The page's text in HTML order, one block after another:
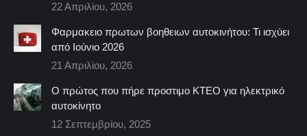
22 Απριλίου, 2026
Φαρμακειο πρωτων βοηθειων αυτοκινήτου: Τι ισχύει
από Ιούνιο 2026
21 Απριλίου, 2026
Ο πρώτος που πήρε προστιμο ΚΤΕΟ για ηλεκτρικό
αυτοκίνητο
12 Σεπτεμβρίου, 2025